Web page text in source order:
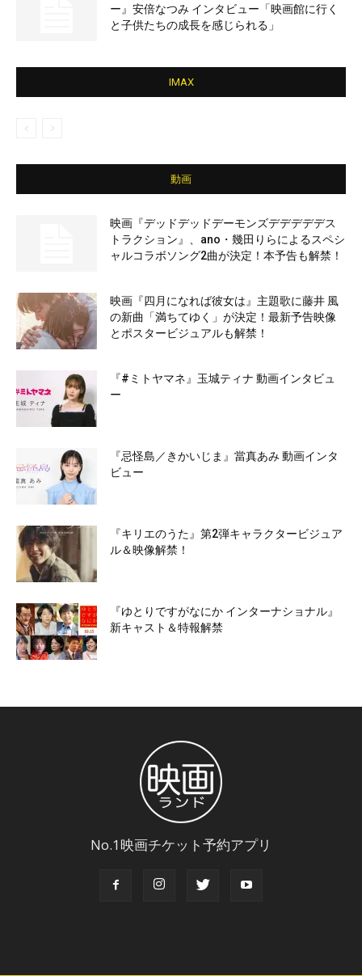
ー』安倍なつみ インタビュー「映画館に行く
と子供たちの成長を感じられる」
IMAX
動画
映画『デッドデッドデーモンズデデデデデス
トラクション』、ano・幾田りらによるスペシ
ャルコラボソング2曲が決定！本予告も解禁！
映画『四月になれば彼女は』主題歌に藤井 風
の新曲「満ちてゆく」が決定！最新予告映像
とポスタービジュアルも解禁！
『#ミトヤマネ』玉城ティナ 動画インタビュ
ー
『忌怪島／きかいじま』當真あみ 動画インタ
ビュー
『キリエのうた』第2弾キャラクタービジュア
ル＆映像解禁！
『ゆとりですがなにか インターナショナル』
新キャスト＆特報解禁
No.1映画チケット予約アプリ